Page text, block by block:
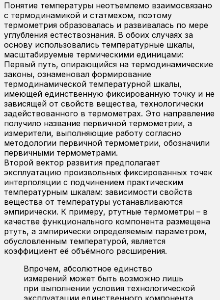
Понятие температуры неотъемлемо взаимосвязано
с термодинамикой и статмехом, поэтому
термометрия образовалась и развивалась по мере
углубления естествознания. В обоих случаях за
основу использовались температурные шкалы,
масштабируемые термическими единицами:
Первый путь, опирающийся на термодинамические
законы, ознаменовал формирование
термодинамической температурной шкалы,
имеющей единственную фиксированную точку и не
зависящей от свойств вещества, технологически
задействованного в термометрах. Это направление
получило название первичной термометрии, а
измерители, выполняющие работу согласно
методологии первичной термометрии, обозначили
первичными термометрами.
Второй вектор развития предполагает
эксплуатацию произвольных фиксированных точек
интерполяции с подчинением практическим
температурным шкалам: зависимости свойств
вещества от температуры устанавливаются
эмпирически. К примеру, ртутные термометры – в
качестве функционального компонента размещена
ртуть, а эмпирически определяемым параметром,
обусловленным температурой, является
коэффициент её объёмного расширения.
Впрочем, абсолютное единство
измерений может быть возможно лишь
при выполнении условия технологической
эксплуатации единственного компонента